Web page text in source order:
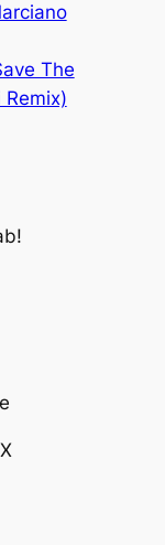
The
Remix)